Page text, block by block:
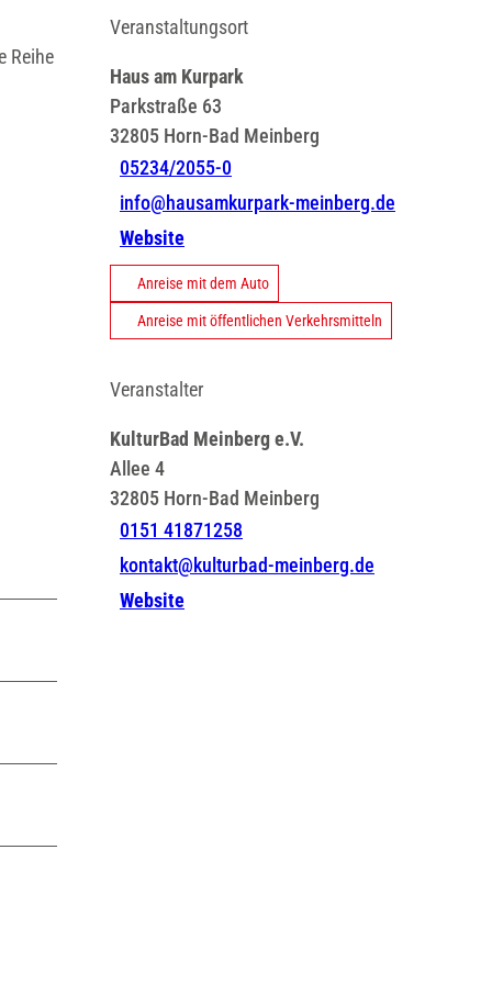
Reihe
Veranstaltungsort
Haus am Kurpark
Parkstraße 63
32805 Horn-Bad Meinberg
05234/2055-0
info@hausamkurpark-meinberg.de
Website
Anreise mit dem Auto
Anreise mit öffentlichen Verkehrsmitteln
Veranstalter
KulturBad Meinberg e.V.
Allee 4
32805 Horn-Bad Meinberg
0151 41871258
kontakt@kulturbad-meinberg.de
Website